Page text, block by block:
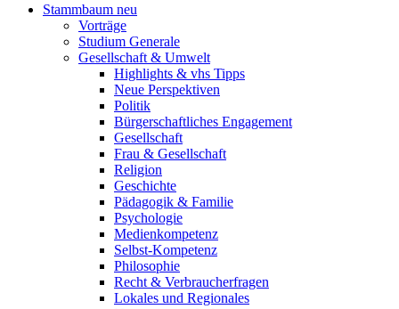
Stammbaum neu
Vorträge
Studium Generale
Gesellschaft & Umwelt
Highlights & vhs Tipps
Neue Perspektiven
Politik
Bürgerschaftliches Engagement
Gesellschaft
Frau & Gesellschaft
Religion
Geschichte
Pädagogik & Familie
Psychologie
Medienkompetenz
Selbst-Kompetenz
Philosophie
Recht & Verbraucherfragen
Lokales und Regionales